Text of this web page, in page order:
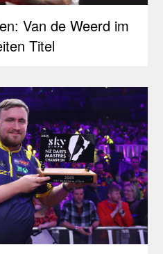
Van de Weerd im
Titel